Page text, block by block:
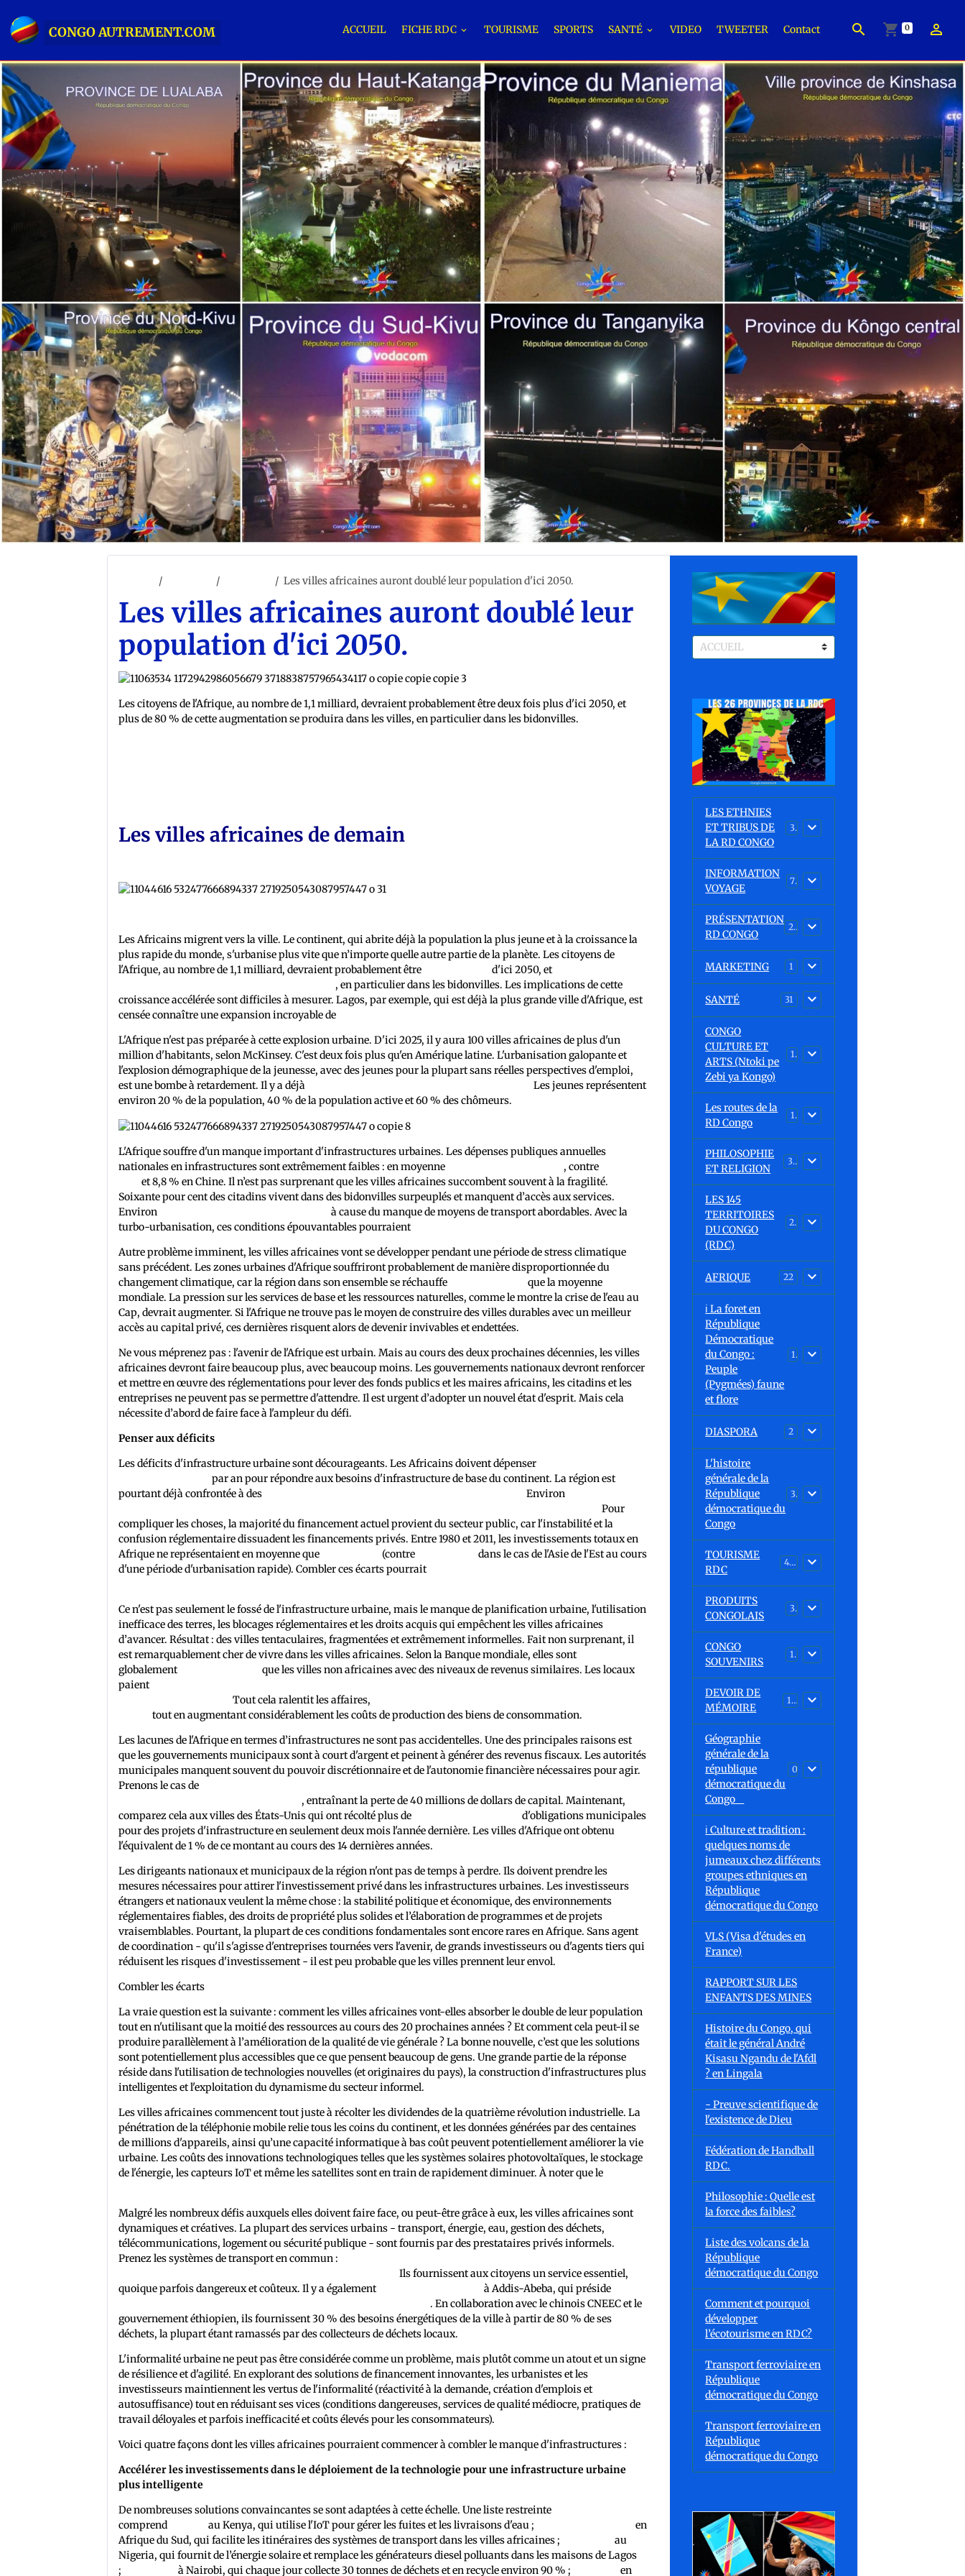
CONGO AUTREMENT.COM ACCUEIL FICHE RDC TOURISME SPORTS SANTÉ VIDEO TWEETER Contact 0
Les villes africaines auront doublé leur population d'ici 2050.
Les villes africaines auront doublé leur
population d'ici 2050.
Les citoyens de l'Afrique, au nombre de 1,1 milliard, devraient probablement être deux fois plus d'ici 2050, et
plus de 80 % de cette augmentation se produira dans les villes, en particulier dans les bidonvilles.
Les villes africaines de demain
Les Africains migrent vers la ville. Le continent, qui abrite déjà la population la plus jeune et à la croissance la
plus rapide du monde, s'urbanise plus vite que n’importe quelle autre partie de la planète. Les citoyens de
l'Afrique, au nombre de 1,1 milliard, devraient probablement être
d'ici 2050, et
, en particulier dans les bidonvilles. Les implications de cette
croissance accélérée sont difficiles à mesurer. Lagos, par exemple, qui est déjà la plus grande ville d'Afrique, est
censée connaître une expansion incroyable de
L'Afrique n'est pas préparée à cette explosion urbaine. D'ici 2025, il y aura 100 villes africaines de plus d'un
million d'habitants, selon McKinsey. C'est deux fois plus qu'en Amérique latine. L'urbanisation galopante et
l'explosion démographique de la jeunesse, avec des jeunes pour la plupart sans réelles perspectives d'emploi,
est une bombe à retardement. Il y a déjà
Les jeunes représentent
environ 20 % de la population, 40 % de la population active et 60 % des chômeurs.
L'Afrique souffre d'un manque important d'infrastructures urbaines. Les dépenses publiques annuelles
nationales en infrastructures sont extrêmement faibles : en moyenne
, contre
Indeet 8,8 % en Chine. Il n’est pas surprenant que les villes africaines succombent souvent à la fragilité.
Soixante pour cent des citadins vivent dans des bidonvilles surpeuplés et manquent d’accès aux services.
Environ
à cause du manque de moyens de transport abordables. Avec la
turbo-urbanisation, ces conditions épouvantables pourraient
Autre problème imminent, les villes africaines vont se développer pendant une période de stress climatique
sans précédent. Les zones urbaines d'Afrique souffriront probablement de manière disproportionnée du
changement climatique, car la région dans son ensemble se réchauffe
que la moyenne
mondiale. La pression sur les services de base et les ressources naturelles, comme le montre la crise de l'eau au
Cap, devrait augmenter. Si l'Afrique ne trouve pas le moyen de construire des villes durables avec un meilleur
accès au capital privé, ces dernières risquent alors de devenir invivables et endettées.
Ne vous méprenez pas : l'avenir de l'Afrique est urbain. Mais au cours des deux prochaines décennies, les villes
africaines devront faire beaucoup plus, avec beaucoup moins. Les gouvernements nationaux devront renforcer
et mettre en œuvre des réglementations pour lever des fonds publics et les maires africains, les citadins et les
entreprises ne peuvent pas se permettre d'attendre. Il est urgent d’adopter un nouvel état d'esprit. Mais cela
nécessite d’abord de faire face à l'ampleur du défi.
Penser aux déficits
Les déficits d'infrastructure urbaine sont décourageants. Les Africains doivent dépenser
par an pour répondre aux besoins d'infrastructure de base du continent. La région est
pourtant déjà confrontée à des
Environ
Pour
compliquer les choses, la majorité du financement actuel provient du secteur public, car l'instabilité et la
confusion réglementaire dissuadent les financements privés. Entre 1980 et 2011, les investissements totaux en
Afrique ne représentaient en moyenne que
(contre
dans le cas de l'Asie de l'Est au cours
d'une période d'urbanisation rapide). Combler ces écarts pourrait
Ce n'est pas seulement le fossé de l'infrastructure urbaine, mais le manque de planification urbaine, l'utilisation
inefficace des terres, les blocages réglementaires et les droits acquis qui empêchent les villes africaines
d’avancer. Résultat : des villes tentaculaires, fragmentées et extrêmement informelles. Fait non surprenant, il
est remarquablement cher de vivre dans les villes africaines. Selon la Banque mondiale, elles sont
globalement 29 % plus chèresque les villes non africaines avec des niveaux de revenus similaires. Les locaux
paient
Tout cela ralentit les affaires,
tout en augmentant considérablement les coûts de production des biens de consommation.
Les lacunes de l'Afrique en termes d’infrastructures ne sont pas accidentelles. Une des principales raisons est
que les gouvernements municipaux sont à court d'argent et peinent à générer des revenus fiscaux. Les autorités
municipales manquent souvent du pouvoir discrétionnaire et de l'autonomie financière nécessaires pour agir.
Prenons le cas de
, entraînant la perte de 40 millions de dollars de capital. Maintenant,
comparez cela aux villes des États-Unis qui ont récolté plus de
d'obligations municipales
pour des projets d'infrastructure en seulement deux mois l'année dernière. Les villes d'Afrique ont obtenu
l'équivalent de 1 % de ce montant au cours des 14 dernières années.
Les dirigeants nationaux et municipaux de la région n'ont pas de temps à perdre. Ils doivent prendre les
mesures nécessaires pour attirer l'investissement privé dans les infrastructures urbaines. Les investisseurs
étrangers et nationaux veulent la même chose : la stabilité politique et économique, des environnements
réglementaires fiables, des droits de propriété plus solides et l’élaboration de programmes et de projets
vraisemblables. Pourtant, la plupart de ces conditions fondamentales sont encore rares en Afrique. Sans agent
de coordination - qu'il s'agisse d'entreprises tournées vers l'avenir, de grands investisseurs ou d'agents tiers qui
réduisent les risques d'investissement - il est peu probable que les villes prennent leur envol.
Combler les écarts
La vraie question est la suivante : comment les villes africaines vont-elles absorber le double de leur population
tout en n'utilisant que la moitié des ressources au cours des 20 prochaines années ? Et comment cela peut-il se
produire parallèlement à l’amélioration de la qualité de vie générale ? La bonne nouvelle, c’est que les solutions
sont potentiellement plus accessibles que ce que pensent beaucoup de gens. Une grande partie de la réponse
réside dans l'utilisation de technologies nouvelles (et originaires du pays), la construction d'infrastructures plus
intelligentes et l'exploitation du dynamisme du secteur informel.
Les villes africaines commencent tout juste à récolter les dividendes de la quatrième révolution industrielle. La
pénétration de la téléphonie mobile relie tous les coins du continent, et les données générées par des centaines
de millions d'appareils, ainsi qu’une capacité informatique à bas coût peuvent potentiellement améliorer la vie
urbaine. Les coûts des innovations technologiques telles que les systèmes solaires photovoltaïques, le stockage
de l'énergie, les capteurs IoT et même les satellites sont en train de rapidement diminuer. À noter que le
Malgré les nombreux défis auxquels elles doivent faire face, ou peut-être grâce à eux, les villes africaines sont
dynamiques et créatives. La plupart des services urbains - transport, énergie, eau, gestion des déchets,
télécommunications, logement ou sécurité publique - sont fournis par des prestataires privés informels.
Prenez les systèmes de transport en commun :
Ils fournissent aux citoyens un service essentiel,
quoique parfois dangereux et coûteux. Il y a également
à Addis-Abeba, qui préside
. En collaboration avec le chinois CNEEC et le
gouvernement éthiopien, ils fournissent 30 % des besoins énergétiques de la ville à partir de 80 % de ses
déchets, la plupart étant ramassés par des collecteurs de déchets locaux.
L'informalité urbaine ne peut pas être considérée comme un problème, mais plutôt comme un atout et un signe
de résilience et d'agilité. En explorant des solutions de financement innovantes, les urbanistes et les
investisseurs maintiennent les vertus de l'informalité (réactivité à la demande, création d'emplois et
autosuffisance) tout en réduisant ses vices (conditions dangereuses, services de qualité médiocre, pratiques de
travail déloyales et parfois inefficacité et coûts élevés pour les consommateurs).
Voici quatre façons dont les villes africaines pourraient commencer à combler le manque d'infrastructures :
Accélérer les investissements dans le déploiement de la technologie pour une infrastructure urbaine
plus intelligente
De nombreuses solutions convaincantes se sont adaptées à cette échelle. Une liste restreinte
comprend
Upandeau Kenya, qui utilise l'IoT pour gérer les fuites et les livraisons d'eau ;
en
Afrique du Sud, qui facilite les itinéraires des systèmes de transport dans les villes africaines ;
au
Nigeria, qui fournit de l’énergie solaire et remplace les générateurs diesel polluants dans les maisons de Lagos
;
à Nairobi, qui chaque jour collecte 30 tonnes de déchets et en recycle environ 90 % ; en
LES ETHNIES
ET TRIBUS DE
LA RD CONGO
37
INFORMATION
VOYAGE
7
PRÉSENTATION
RD CONGO
23
MARKETING 1
SANTÉ 31
CONGO
CULTURE ET
ARTS (Ntoki pe
Zebi ya Kongo)
15
Les routes de la
RD Congo
1
PHILOSOPHIE
ET RELIGION
32
LES 145
TERRITOIRES
DU CONGO
(RDC)
23
AFRIQUE 22
ℹ️ La foret en
République
Démocratique
du Congo :
Peuple
(Pygmées) faune
et flore
15
DIASPORA 2
L'histoire
générale de la
République
démocratique du
Congo
30
TOURISME
RDC
43
PRODUITS
CONGOLAIS
3
CONGO
SOUVENIRS
1
DEVOIR DE
MÉMOIRE
13
Géographie
générale de la
république
démocratique du
Congo
ℹ️ Culture et tradition :
quelques noms de
jumeaux chez différents
groupes ethniques en
République
démocratique du Congo
VLS (Visa d'études en
France)
RAPPORT SUR LES
ENFANTS DES MINES
Histoire du Congo, qui
était le général André
Kisasu Ngandu de l'Afdl
? en Lingala
- Preuve scientifique de
l'existence de Dieu
Fédération de Handball
RDC.
Philosophie : Quelle est
la force des faibles?
Liste des volcans de la
République
démocratique du Congo
Comment et pourquoi
développer
l’écotourisme en RDC?
Transport ferroviaire en
République
démocratique du Congo
Transport ferroviaire en
République
démocratique du Congo